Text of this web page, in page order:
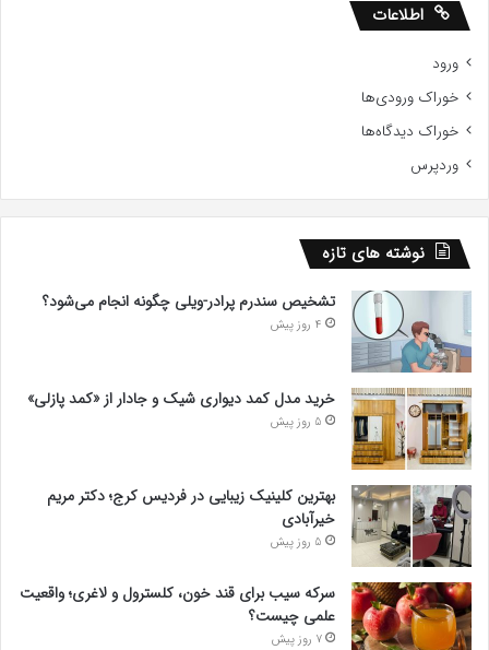
اطلاعات
ورود
خوراک ورودی‌ها
خوراک دیدگاه‌ها
وردپرس
نوشته های تازه
تشخیص سندرم پرادر-ویلی چگونه انجام می‌شود؟
4 روز پیش
خرید مدل کمد دیواری شیک و جادار از «کمد پازلی»
5 روز پیش
بهترین کلینیک زیبایی در فردیس کرج؛ دکتر مریم
خیرآبادی
5 روز پیش
سرکه سیب برای قند خون، کلسترول و لاغری؛ واقعیت
علمی چیست؟
7 روز پیش